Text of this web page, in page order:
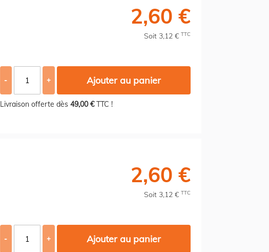
2,60 €
Soit 3,12 € TTC
- + Ajouter au panier
Livraison offerte dès 49,00 €TTC !
2,60 €
Soit 3,12 € TTC
- + Ajouter au panier